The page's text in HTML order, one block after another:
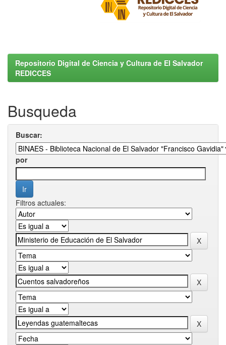
Repositorio Digital de Ciencia y Cultura de El Salvador
REDICCES
Busqueda
Buscar:
por
Filtros actuales: